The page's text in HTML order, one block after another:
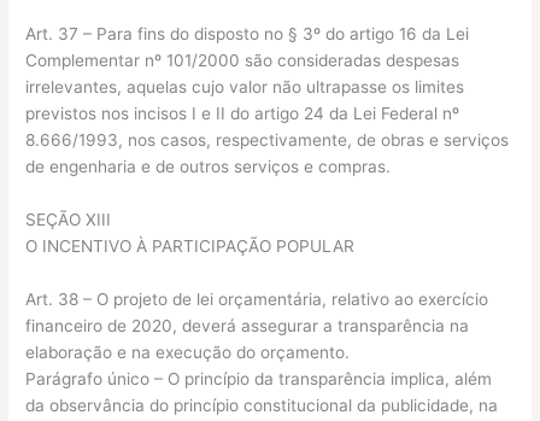
Art. 37 – Para fins do disposto no § 3º do artigo 16 da Lei
Complementar nº 101/2000 são consideradas despesas
irrelevantes, aquelas cujo valor não ultrapasse os limites
previstos nos incisos I e II do artigo 24 da Lei Federal nº
8.666/1993, nos casos, respectivamente, de obras e serviços
de engenharia e de outros serviços e compras.
SEÇÃO XIII
O INCENTIVO À PARTICIPAÇÃO POPULAR
Art. 38 – O projeto de lei orçamentária, relativo ao exercício
financeiro de 2020, deverá assegurar a transparência na
elaboração e na execução do orçamento.
Parágrafo único – O princípio da transparência implica, além
da observância do princípio constitucional da publicidade, na